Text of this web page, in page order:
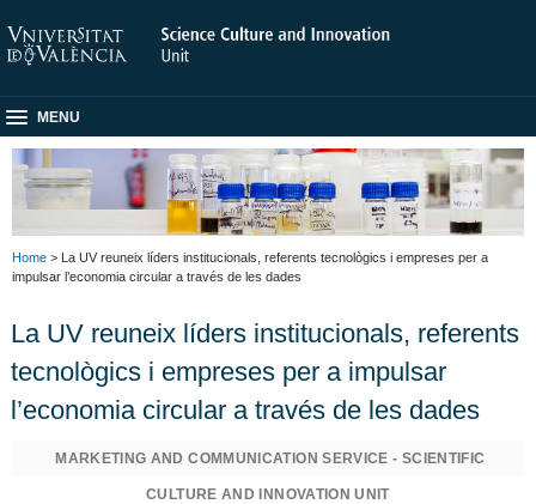
MENU
Home > La UV reuneix líders institucionals, referents tecnològics i empreses per a
impulsar l’economia circular a través de les dades
La UV reuneix líders institucionals, referents
tecnològics i empreses per a impulsar
l’economia circular a través de les dades
MARKETING AND COMMUNICATION SERVICE - SCIENTIFIC
CULTURE AND INNOVATION UNIT